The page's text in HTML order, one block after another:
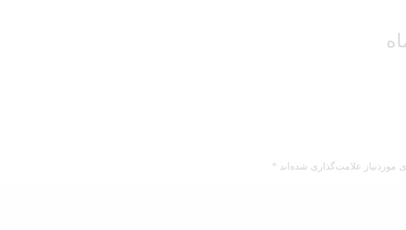
موردنیاز علامت‌گذاری شده‌اند *